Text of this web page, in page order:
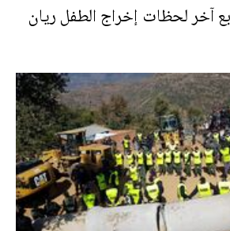
آخر لحظات إخراج الطفل ريان